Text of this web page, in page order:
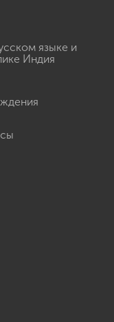
языке и
Индия